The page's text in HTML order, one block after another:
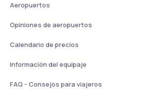
Aeropuertos
Opiniones de aeropuertos
Calendario de precios
Información del equipaje
FAQ - Consejos para viajeros